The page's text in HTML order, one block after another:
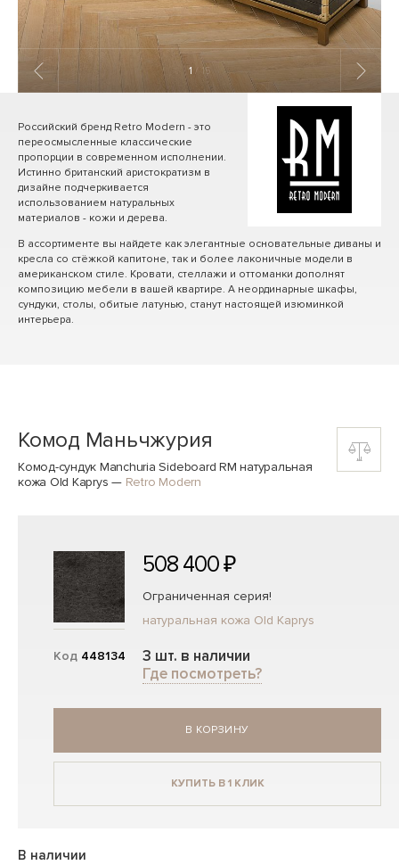
1 / 15
Российский бренд Retro Modern - это
переосмысленные классические
пропорции в современном исполнении.
Истинно британский аристократизм в
дизайне подчеркивается
использованием натуральных
материалов - кожи и дерева.
В ассортименте вы найдете как элегантные основательные диваны и
кресла со стёжкой капитоне, так и более лаконичные модели в
американском стиле. Кровати, стеллажи и оттоманки дополнят
композицию мебели в вашей квартире. А неординарные шкафы,
сундуки, столы, обитые латунью, станут настоящей изюминкой
интерьера.
Комод Маньчжурия
Комод-сундук Manchuria Sideboard RM натуральная
кожа Old Kaprys — Retro Modern
Код 448134
508 400 ₽
Ограниченная серия!
натуральная кожа Old Kaprys
3 шт. в наличии
Где посмотреть?
В КОРЗИНУ
КУПИТЬ В 1 КЛИК
В наличии